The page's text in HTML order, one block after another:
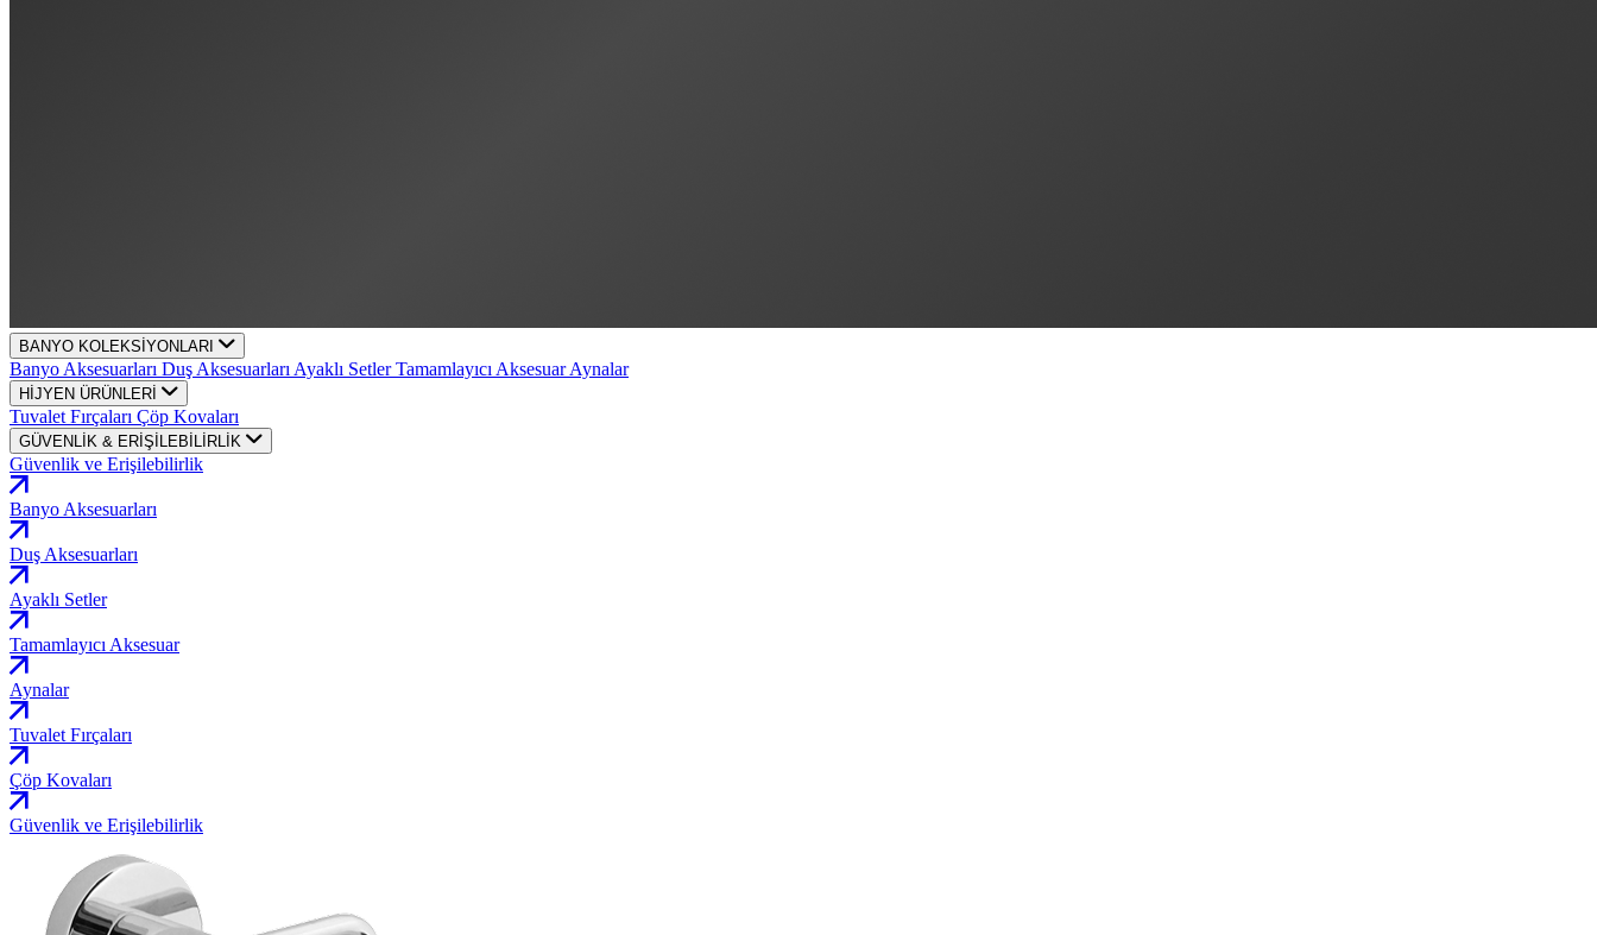
BANYO KOLEKSİYONLARI
Banyo Aksesuarları Duş Aksesuarları Ayaklı SetlerTamamlayıcı AksesuarAynalar
HİJYEN ÜRÜNLERİ
Tuvalet Fırçaları Çöp Kovaları
GÜVENLİK & ERİŞİLEBİLİRLİK
Güvenlik ve Erişilebilirlik
Banyo Aksesuarları
Duş Aksesuarları
Ayaklı Setler
Tamamlayıcı Aksesuar
Aynalar
Tuvalet Fırçaları
Çöp Kovaları
Güvenlik ve Erişilebilirlik